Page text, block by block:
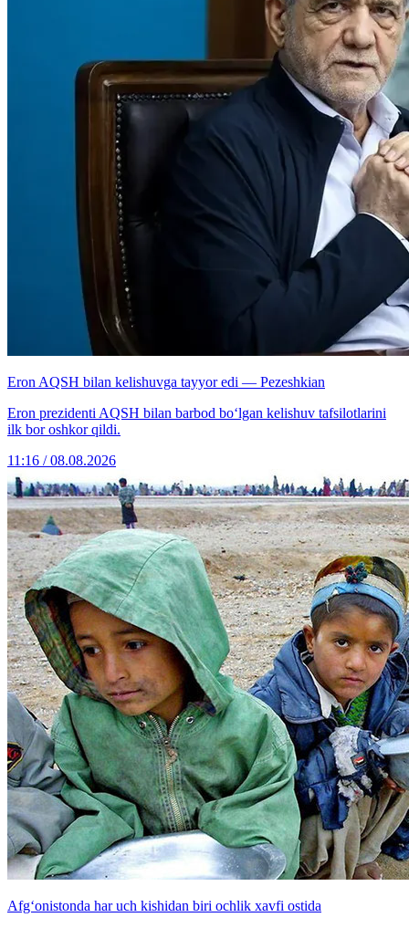
Eron AQSH bilan kelishuvga tayyor edi — Pezeshkian
Eron prezidenti AQSH bilan barbod bo‘lgan kelishuv tafsilotlarini
ilk bor oshkor qildi.
11:16 / 08.08.2026
Afg‘onistonda har uch kishidan biri ochlik xavfi ostida